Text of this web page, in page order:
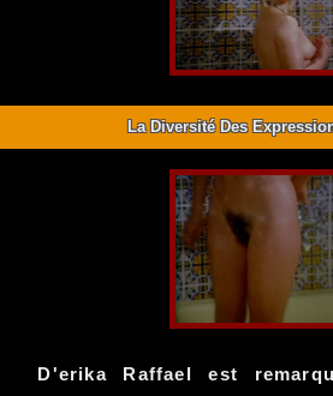
La Diversité Des
D'erika Raffael est